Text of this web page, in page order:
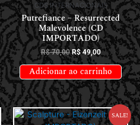
CDS INTERNACIONAIS
Putrefiance – Resurrected
Malevolence (CD
IMPORTADO)
R$70,00 R$49,00
Adicionar ao carrinho
Sale!